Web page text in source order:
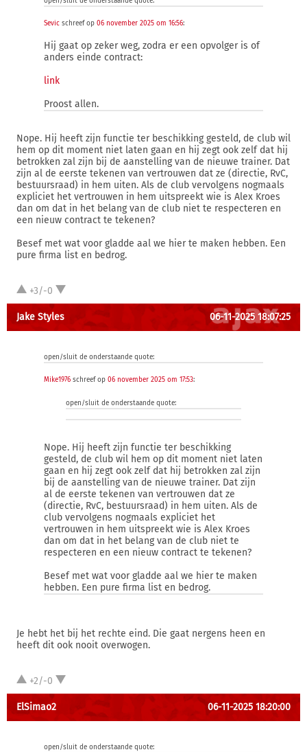
Sevic schreef op 06 november 2025 om 16:56:
Hij gaat op zeker weg, zodra er een opvolger is of
anders einde contract:
link
Proost allen.
Nope. Hij heeft zijn functie ter beschikking gesteld, de club wil
hem op dit moment niet laten gaan en hij zegt ook zelf dat hij
betrokken zal zijn bij de aanstelling van de nieuwe trainer. Dat
zijn al de eerste tekenen van vertrouwen dat ze (directie, RvC,
bestuursraad) in hem uiten. Als de club vervolgens nogmaals
expliciet het vertrouwen in hem uitspreekt wie is Alex Kroes
dan om dat in het belang van de club niet te respecteren en
een nieuw contract te tekenen?
Besef met wat voor gladde aal we hier te maken hebben. Een
pure firma list en bedrog.
+3/-0
Jake Styles 06-11-2025 18:07:25
open/sluit de onderstaande quote:
Mike1976 schreef op 06 november 2025 om 17:53:
open/sluit de onderstaande quote:
Nope. Hij heeft zijn functie ter beschikking
gesteld, de club wil hem op dit moment niet laten
gaan en hij zegt ook zelf dat hij betrokken zal zijn
bij de aanstelling van de nieuwe trainer. Dat zijn
al de eerste tekenen van vertrouwen dat ze
(directie, RvC, bestuursraad) in hem uiten. Als de
club vervolgens nogmaals expliciet het
vertrouwen in hem uitspreekt wie is Alex Kroes
dan om dat in het belang van de club niet te
respecteren en een nieuw contract te tekenen?
Besef met wat voor gladde aal we hier te maken
hebben. Een pure firma list en bedrog.
Je hebt het bij het rechte eind. Die gaat nergens heen en
heeft dit ook nooit overwogen.
+2/-0
ElSimao2 06-11-2025 18:20:00
open/sluit de onderstaande quote: